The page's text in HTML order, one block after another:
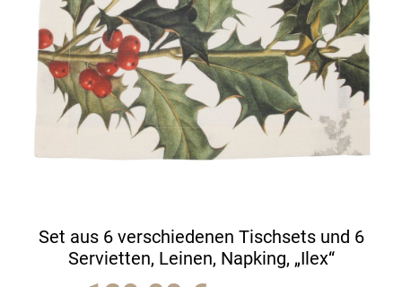
Set aus 6 verschiedenen Tischsets und 6
Servietten, Leinen, Napking, „Ilex“
Ursprünglicher